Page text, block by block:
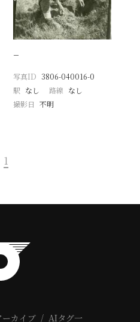
−
写真ID 3806-040016-0
駅 なし 路線 なし
撮影日 不明
1
カイブ AIタグ一